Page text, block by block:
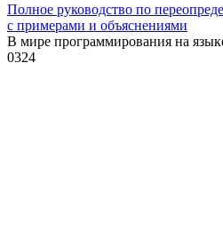
Полное руководство по
с примерами и объяснениями
В мире программирования на
0324